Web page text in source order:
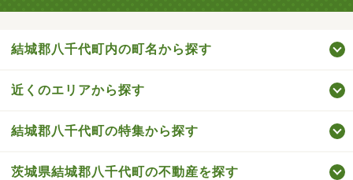
結城郡八千代町内の町名から探す
近くのエリアから探す
結城郡八千代町の特集から探す
茨城県結城郡八千代町の不動産を探す